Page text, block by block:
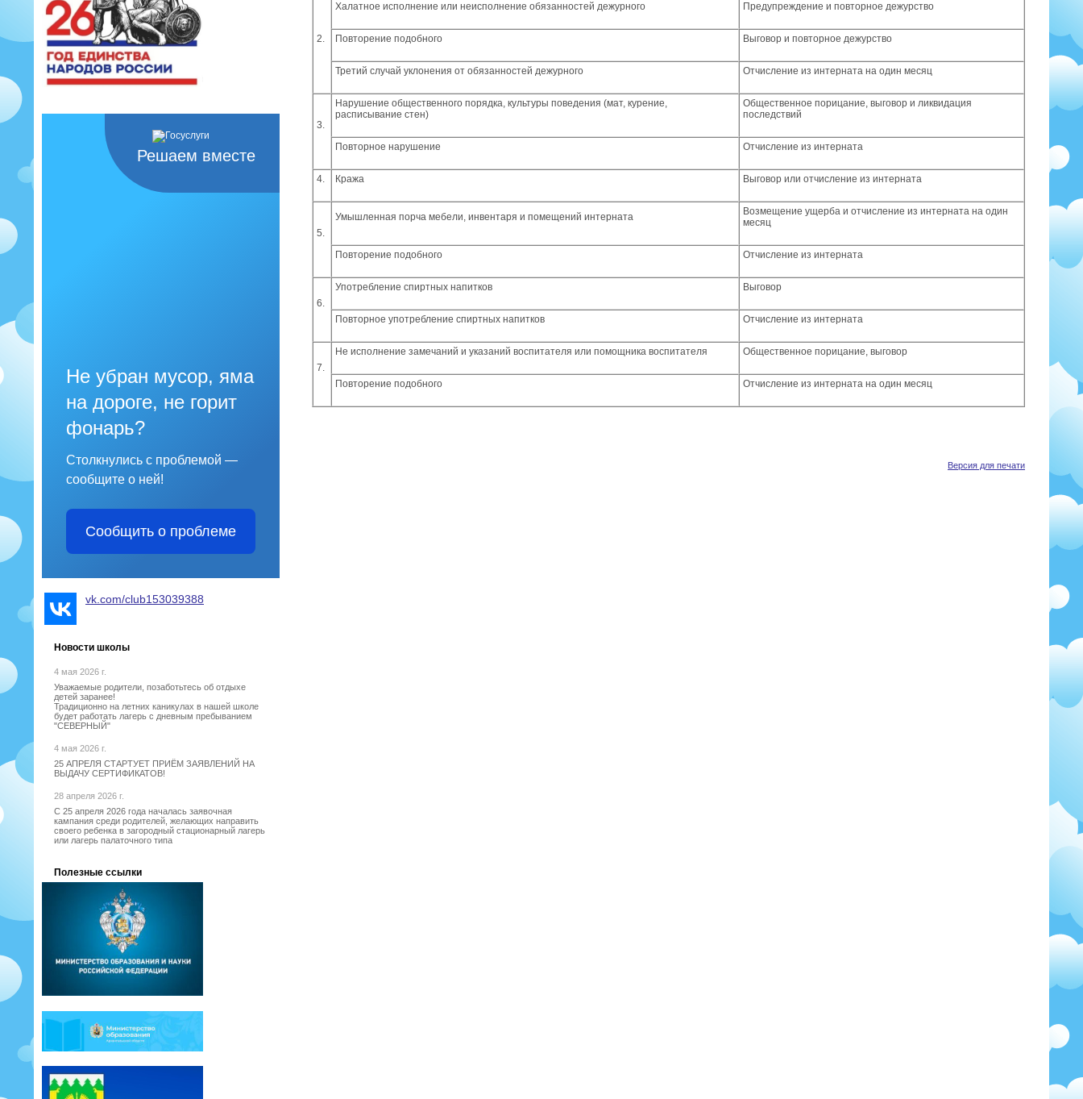
Решаем вместе
Не убран мусор, яма
на дороге, не горит
фонарь?
Столкнулись с проблемой —
сообщите о ней!
Сообщить о проблеме
vk.com/club153039388
Новости школы
4 мая 2026 г.
Уважаемые родители, позаботьтесь об отдыхе
детей заранее!
Традиционно на летних каникулах в нашей школе
будет работать лагерь с дневным пребыванием
"СЕВЕРНЫЙ"
4 мая 2026 г.
25 АПРЕЛЯ СТАРТУЕТ ПРИЁМ ЗАЯВЛЕНИЙ НА
ВЫДАЧУ СЕРТИФИКАТОВ!
28 апреля 2026 г.
С 25 апреля 2026 года началась заявочная
кампания среди родителей, желающих направить
своего ребенка в загородный стационарный лагерь
или лагерь палаточного типа
Полезные ссылки
2.
Халатное исполнение или неисполнение обязанностей дежурного Предупреждение и повторное дежурство
Повторение подобного Выговор и повторное дежурство
Третий случай уклонения от обязанностей дежурного Отчисление из интерната на один месяц
3.
Нарушение общественного порядка, культуры поведения (мат, курение,
расписывание стен)
Общественное порицание, выговор и ликвидация
последствий
Повторное нарушение Отчисление из интерната
4. Кража Выговор или отчисление из интерната
5.
Умышленная порча мебели, инвентаря и помещений интерната
Возмещение ущерба и отчисление из интерната на один
месяц
Повторение подобного Отчисление из интерната
6.
Употребление спиртных напитков Выговор
Повторное употребление спиртных напитков Отчисление из интерната
7.
Не исполнение замечаний и указаний воспитателя или помощника воспитателя Общественное порицание, выговор
Повторение подобного Отчисление из интерната на один месяц
Версия для печати